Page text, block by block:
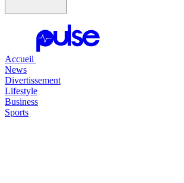
Accueil
News
Divertissement
Lifestyle
Business
Sports